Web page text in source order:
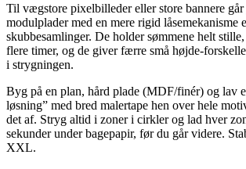
Til vægstore pixelbilleder eller store bannere går
modulplader med en mere rigid låsemekanisme
skubbesamlinger. De holder sømmene helt
flere timer, og de giver færre små højde-
i strygningen.
Byg på en plan, hård plade (MDF/finér) og lav
løsning” med bred malertape hen over hele
det af. Stryg altid i zoner i cirkler og lad hver
sekunder under bagepapir, før du går videre.
XXL.